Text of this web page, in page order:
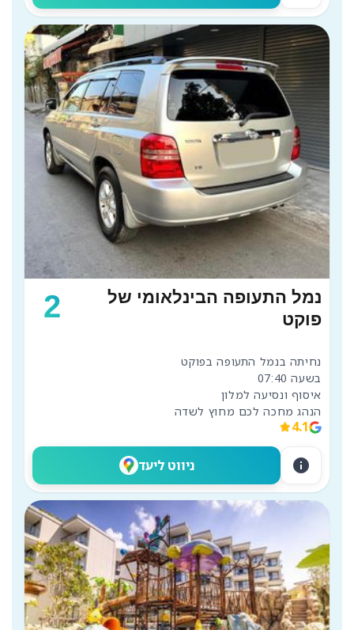
2
נמל התעופה הבינלאומי של
פוקט
הנהג מחכה לכם מחוץ לשדה
4.1
ניווט ליעד info